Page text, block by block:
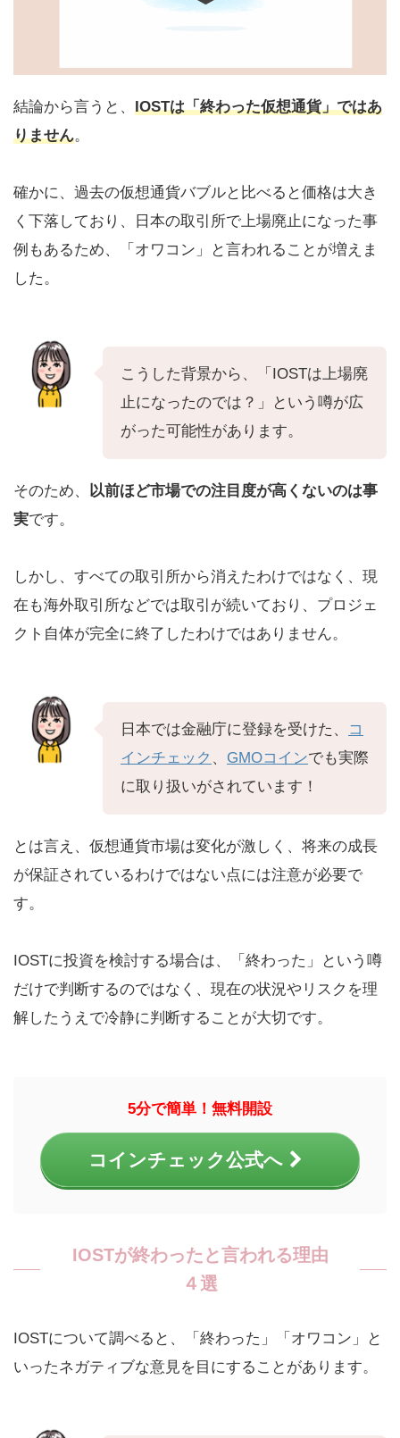
結論から言うと、 IOSTは「終わった仮想通貨」ではあ
りません。
確かに、過去の仮想通貨バブルと比べると価格は大き
く下落しており、日本の取引所で上場廃止になった事
例もあるため、「オワコン」と言われることが増えま
した。
こうした背景から、「IOSTは上場廃
止になったのでは？」という噂が広
がった可能性があります。
そのため、 以前ほど市場での注目度が高くないのは事
実です。
しかし、すべての取引所から消えたわけではなく、現
在も海外取引所などでは取引が続いており、プロジェ
クト自体が完全に終了したわけではありません。
日本では金融庁に登録を受けた、
コ
インチェック 、 GMOコインでも実際
に取り扱いがされています！
とは言え、仮想通貨市場は変化が激しく、将来の成長
が保証されているわけではない点には注意が必要で
す。
IOSTに投資を検討する場合は、「終わった」という噂
だけで判断するのではなく、現在の状況やリスクを理
解したうえで冷静に判断することが大切です。
5分で簡単！無料開設
コインチェック公式へ
IOSTが終わったと言われる理由
４選
IOSTについて調べると、「終わった」「オワコン」と
いったネガティブな意見を目にすることがあります。